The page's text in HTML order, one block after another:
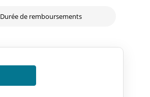
Durée de remboursements